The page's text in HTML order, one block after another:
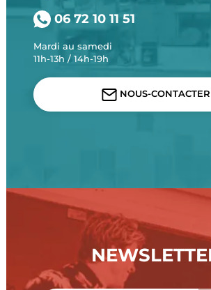
06 72 10 11 51
Mardi au samedi
11h-13h / 14h-19h
NOUS-CONTACTER